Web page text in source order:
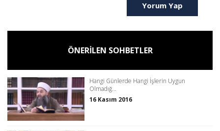
Yorum Yap
ÖNERİLEN SOHBETLER
Hangi Günlerde Hangi İşlerin Uygun
Olmadığ...
16 Kasım 2016